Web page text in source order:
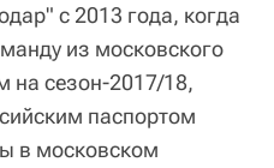
с 2013 года, когда
из московского
на сезон-2017/18,
паспортом
в московском